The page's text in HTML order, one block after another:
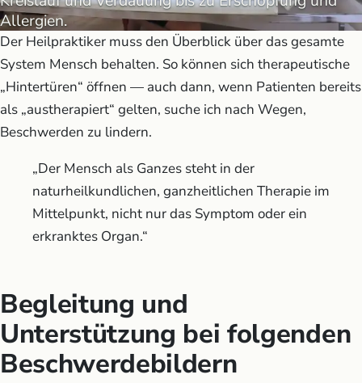
Allergien.
Der Heilpraktiker muss den Überblick über das gesamte
System Mensch behalten. So können sich therapeutische
„Hintertüren“ öffnen — auch dann, wenn Patienten bereits
als „austherapiert“ gelten, suche ich nach Wegen,
Beschwerden zu lindern.
„Der Mensch als Ganzes steht in der
naturheilkundlichen, ganzheitlichen Therapie im
Mittelpunkt, nicht nur das Symptom oder ein
erkranktes Organ.“
Begleitung und
Unterstützung bei folgenden
Beschwerdebildern